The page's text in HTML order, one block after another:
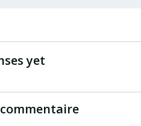
yet